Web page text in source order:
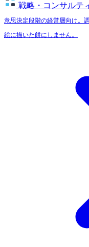
戦略・コンサルテ
意思決定段階の経営層向け。
絵に描いた餅にしません。